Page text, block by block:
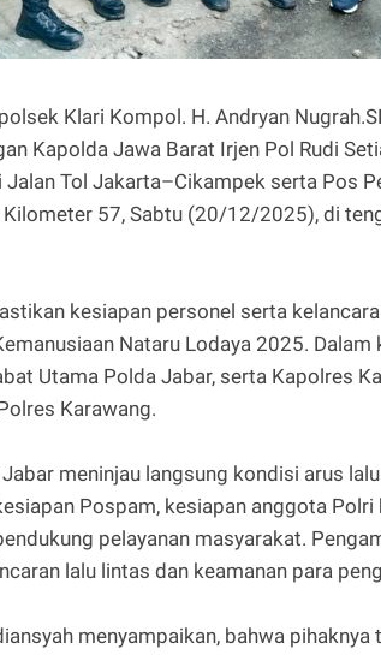
Klari Kompol. H. Andryan
Kapolda Jawa Barat Irjen Pol Rudi
Tol Jakarta–Cikampek serta Pos
57, Sabtu (20/12/2025), di
kesiapan personel serta
Nataru Lodaya 2025.
Utama Polda Jabar, serta Kapolres
Karawang.
meninjau langsung kondisi arus
Pospam, kesiapan anggota
pelayanan masyarakat.
lalu lintas dan keamanan para
menyampaikan, bahwa pihaknya